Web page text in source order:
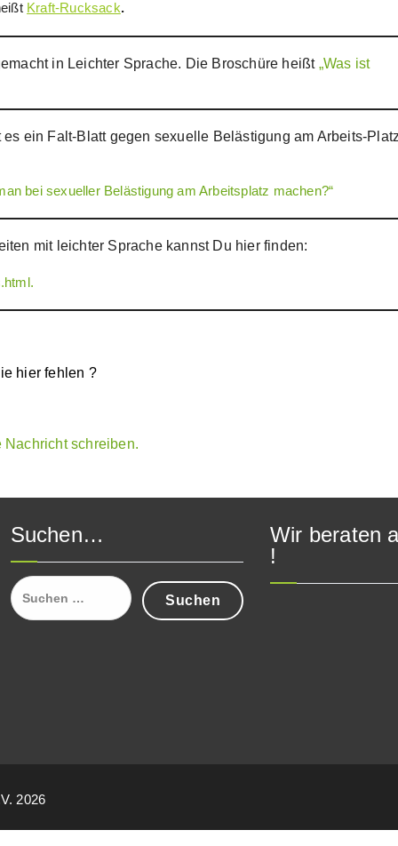
Kraft-Rucksack.
in Leichter Sprache. Die Broschüre heißt „Was ist
ein Falt-Blatt gegen sexuelle Belästigung am Arbeits-
bei sexueller Belästigung am Arbeitsplatz machen?“
mit leichter Sprache kannst Du hier finden:
hier fehlen ?
schreiben.
Suchen…
Suchen
nach:
Wir beraten
!
2026